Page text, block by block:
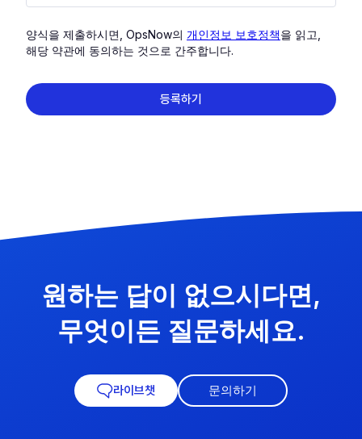
양식을 제출하시면, OpsNow의 개인정보 보호정책을 읽고,
해당 약관에 동의하는 것으로 간주합니다.
원하는 답이 없으시다면,
무엇이든 질문하세요.
라이브챗 문의하기